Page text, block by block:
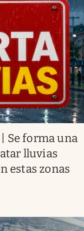
Se forma una
lluvias
estas zonas